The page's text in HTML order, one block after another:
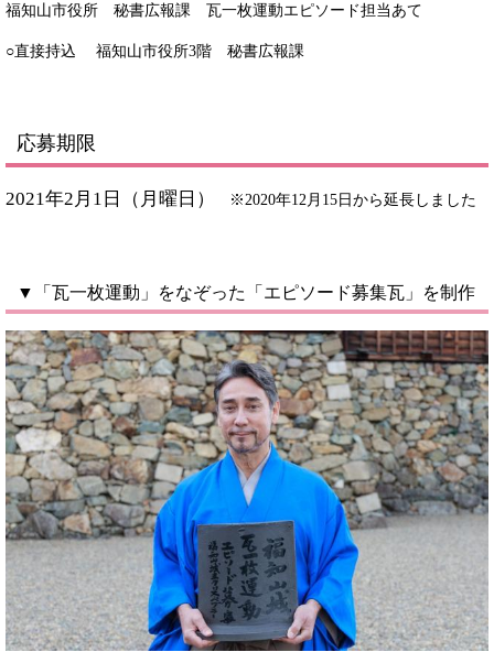
福知山市役所 秘書広報課 瓦一枚運動エピソード担当あて
○直接持込 福知山市役所3階 秘書広報課
応募期限
2021年2月1日（月曜日） ※2020年12月15日から延長しました
▼「瓦一枚運動」をなぞった「エピソード募集瓦」を制作